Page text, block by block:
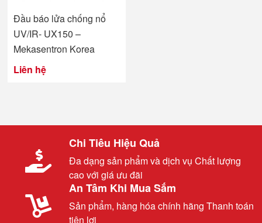
Đầu báo lửa chống nổ
UV/IR- UX150 –
Mekasentron Korea
Liên hệ
Chi Tiêu Hiệu Quả
Đa dạng sản phẩm và dịch vụ Chất lượng
cao với giá ưu đãi
An Tâm Khi Mua Sắm
Sản phẩm, hàng hóa chính hãng Thanh toán
tiện lợi